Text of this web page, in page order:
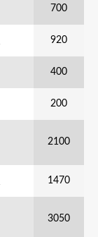
700
920
400
200
2100
1470
3050